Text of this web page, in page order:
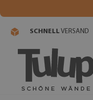
SCHNELL VERSAND